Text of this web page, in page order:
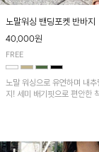
노말워싱 밴딩포켓 반바지
40,000원
FREE
노말 워싱으로 유연하며 내
지! 세미 배기핏으로 편안한